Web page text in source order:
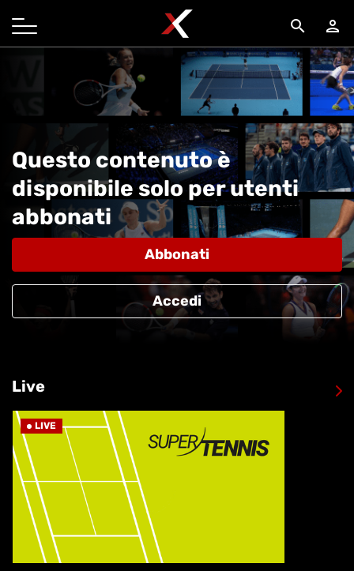
search person
Questo contenuto è
disponibile solo per utenti
abbonati
Abbonati
Accedi
Live
LIVE